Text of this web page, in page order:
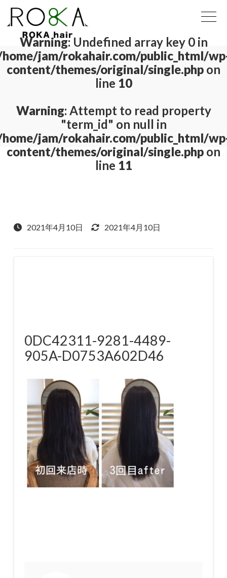
Warning: Undefined array key 0 in
jam/rokahair.com/public_html/
content/themes/original/single.php on
line 10
Warning: Attempt to read property
"term_id" on null in
jam/rokahair.com/public_html/
content/themes/original/single.php on
line 11
2021年4月10日 2021年4月10日
0DC42311-9281-4489-
905A-D0753A602D46